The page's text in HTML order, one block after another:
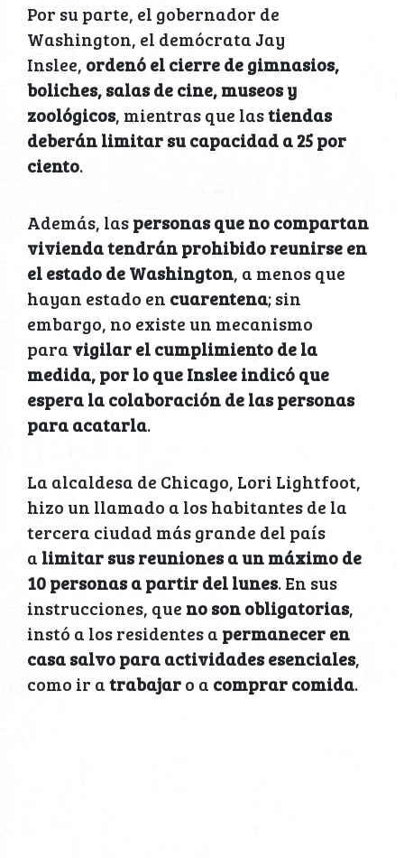
Por su parte, el gobernador de
Washington, el demócrata Jay
Inslee, ordenó el cierre de gimnasios,
boliches, salas de cine, museos y
zoológicos, mientras que lastiendas
deberán limitar su capacidad a 25 por
ciento.
Además, laspersonas que no compartan
vivienda tendrán prohibido reunirse en
el estado de Washington, a menos que
hayan estado en cuarentena; sin
embargo, no existe un mecanismo
para vigilar el cumplimiento de la
medida, por lo que Inslee indicó que
espera la colaboración de las personas
para acatarla.
La alcaldesa de Chicago, Lori Lightfoot,
hizo un llamado a los habitantes de la
tercera ciudad más grande del país
a limitar sus reuniones a un máximo de
10 personas a partir del lunes. En sus
instrucciones, que no son obligatorias,
instó a los residentes a permanecer en
casa salvo para actividades esenciales,
como ir atrabajaro a comprar comida.